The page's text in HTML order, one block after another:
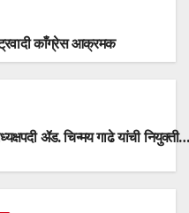
काँग्रेस आक्रमक
ॲड. चिन्मय गाढे यांची नियुक्ती…